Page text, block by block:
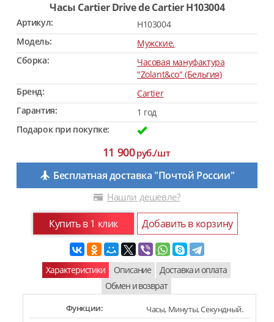
Часы Cartier Drive de Cartier H103004
Артикул:
H103004
Модель:
Мужские.
Сборка:
Часовая мануфактура
"Zolant&co" (Бельгия)
Бренд:
Cartier
Гарантия:
1 год
Подарок при покупке:
11 900руб./шт
Бесплатная доставка "Почтой России"
Нашли дешевле?
Купить в 1 клик Добавить в корзину
Характеристики Описание
Доставка и оплата
Обмен и возврат
Функции:
Часы, Минуты, Секундный.